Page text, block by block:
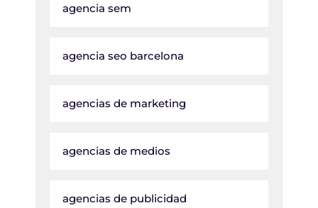
agencia sem
agencia seo barcelona
agencias de marketing
agencias de medios
agencias de publicidad